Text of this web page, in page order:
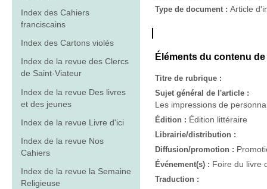
Index des Cahiers
franciscains
Index des Cartons violés
Index de la revue des Clercs
de Saint-Viateur
Index de la revue Des livres
et des jeunes
Index de la revue Livre d'ici
Index de la revue Nos
Cahiers
Index de la revue la Semaine
Religieuse
Type de document : Article
Éléments du contenu
Titre de rubrique :
Sujet général de l'article :
Les impressions de
Édition : Édition littéraire
Librairie/distribution :
Diffusion/promotion :
Événement(s) : Foire du livre
Traduction :